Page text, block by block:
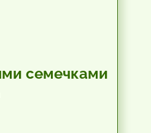
семечками